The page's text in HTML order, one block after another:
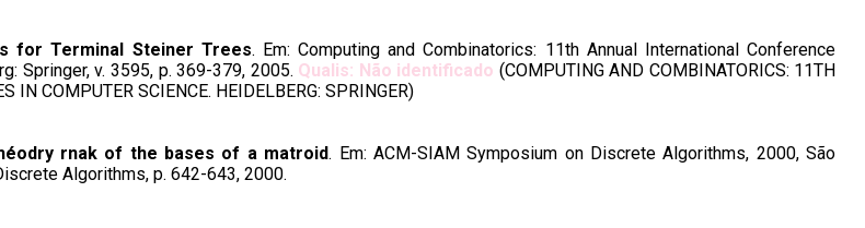
for Terminal Steiner Trees. Em: Computing and Combinatorics: 11th Annual International Conference
Springer, v. 3595, p. 369-379, 2005. Qualis: Não identificado (COMPUTING AND COMBINATORICS: 11TH
IN COMPUTER SCIENCE. HEIDELBERG: SPRINGER)
rnak of the bases of a matroid. Em: ACM-SIAM Symposium on Discrete Algorithms, 2000, São
Algorithms, p. 642-643, 2000.